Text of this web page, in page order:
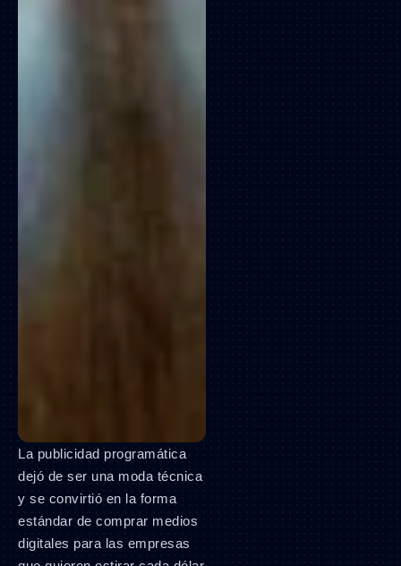
La publicidad programática
dejó de ser una moda técnica
y se convirtió en la forma
estándar de comprar medios
digitales para las empresas